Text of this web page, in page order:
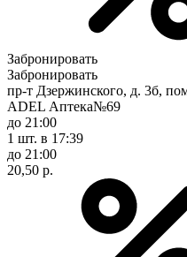
Забронировать
Забронировать
пр-т Дзержинского, д. 3б,
ADEL Аптека№69
до 21:00
1 шт. в 17:39
до 21:00
20,50 р.